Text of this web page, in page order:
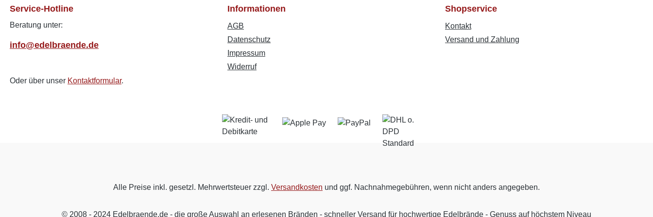
Service-Hotline
Beratung unter:
info@edelbraende.de
Oder über unser Kontaktformular.
Informationen
AGB
Datenschutz
Impressum
Widerruf
Shopservice
Kontakt
Versand und Zahlung
Alle Preise inkl. gesetzl. Mehrwertsteuer zzgl. Versandkosten und ggf. Nachnahmegebühren, wenn nicht anders angegeben.
© 2008 - 2024 Edelbraende.de - die große Auswahl an erlesenen Bränden - schneller Versand für hochwertige Edelbrände - Genuss auf höchstem Niveau